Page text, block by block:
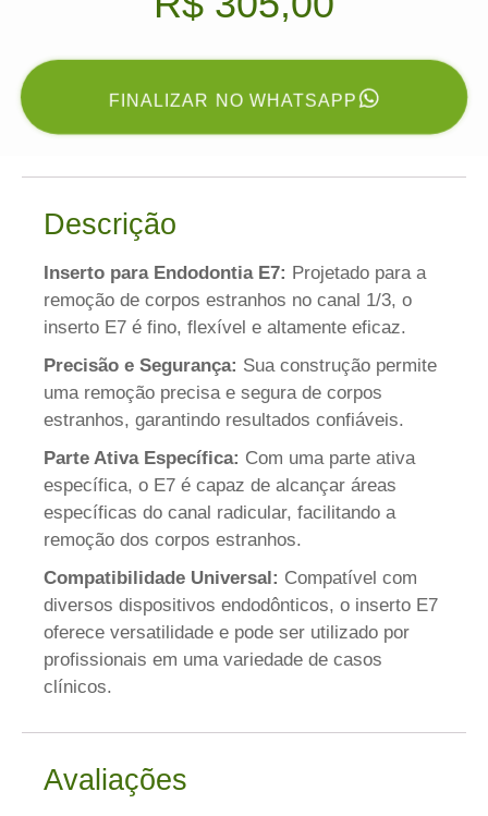
FINALIZAR NO WHATSAPP
Descrição
Inserto para Endodontia E7: Projetado para a
remoção de corpos estranhos no canal 1/3, o
inserto E7 é fino, flexível e altamente eficaz.
Precisão e Segurança: Sua construção permite
uma remoção precisa e segura de corpos
estranhos, garantindo resultados confiáveis.
Parte Ativa Específica: Com uma parte ativa
específica, o E7 é capaz de alcançar áreas
específicas do canal radicular, facilitando a
remoção dos corpos estranhos.
Compatibilidade Universal: Compatível com
diversos dispositivos endodônticos, o inserto E7
oferece versatilidade e pode ser utilizado por
profissionais em uma variedade de casos
clínicos.
Avaliações